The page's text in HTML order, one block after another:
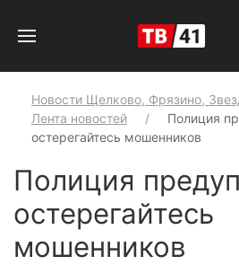
Новости Щелково, Фрязино,
Лента новостей
Полиция
остерегайтесь мошенников
Полиция
остерегайтесь
мошенников